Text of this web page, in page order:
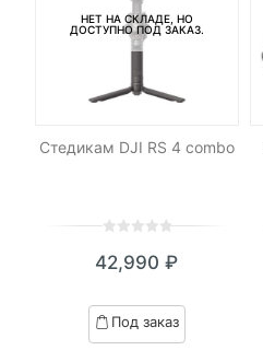
НЕТ НА СКЛАДЕ, НО
ДОСТУПНО ПОД ЗАКАЗ.
Стедикам DJI RS 4 combo
out
based
on
42,990 ₽
Под заказ